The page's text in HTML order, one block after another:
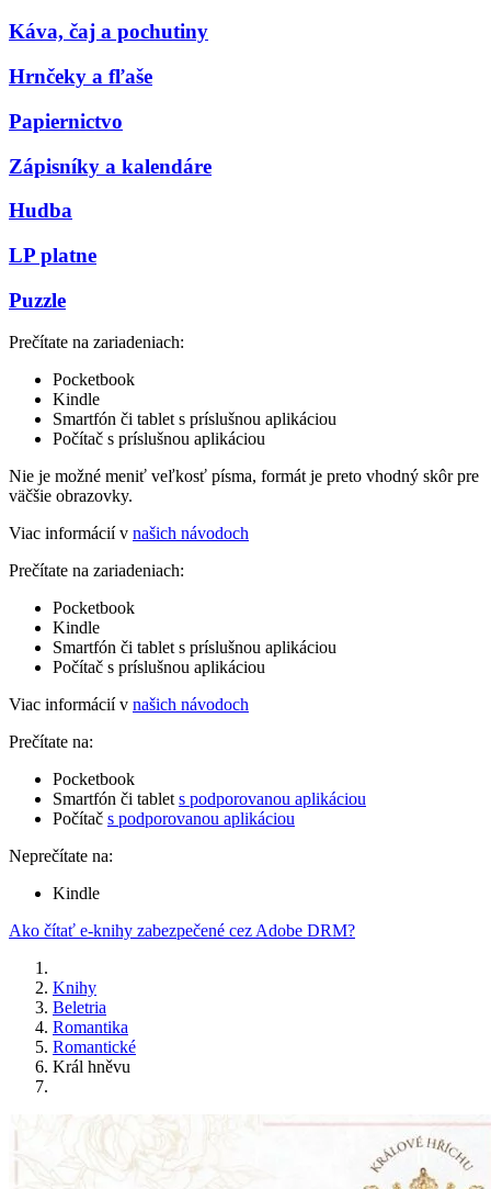
Káva, čaj a pochutiny
Hrnčeky a fľaše
Papiernictvo
Zápisníky a kalendáre
Hudba
LP platne
Puzzle
Prečítate na zariadeniach:
Pocketbook
Kindle
Smartfón či tablet s príslušnou aplikáciou
Počítač s príslušnou aplikáciou
Nie je možné meniť veľkosť písma, formát je preto vhodný skôr pre
väčšie obrazovky.
Viac informácií v našich návodoch
Prečítate na zariadeniach:
Pocketbook
Kindle
Smartfón či tablet s príslušnou aplikáciou
Počítač s príslušnou aplikáciou
Viac informácií v našich návodoch
Prečítate na:
Pocketbook
Smartfón či tablet s podporovanou aplikáciou
Počítač s podporovanou aplikáciou
Neprečítate na:
Kindle
Ako čítať e-knihy zabezpečené cez Adobe DRM?
Knihy
Beletria
Romantika
Romantické
Král hněvu